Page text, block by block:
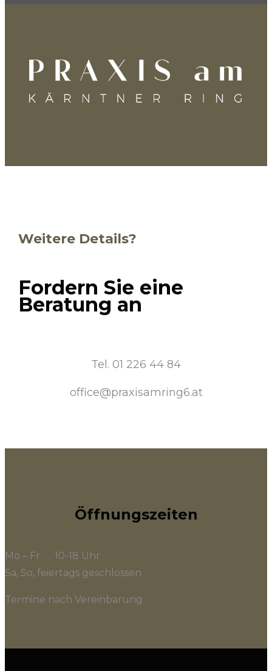
Weitere Details?
Fordern Sie eine
Beratung an
Tel. 01 226 44 84
office@praxisamring6.at
Öffnungszeiten
Mo – Fr 10-18 Uhr
Sa, So, feiertags geschlossen
Termine nach Vereinbarung